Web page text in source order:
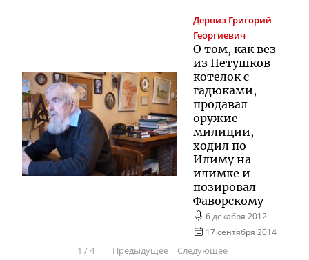
Дервиз Григорий
Георгиевич
О том, как вез
из Петушков
котелок с
гадюками,
продавал
оружие
милиции,
ходил по
Илиму на
илимке и
позировал
Фаворскому
6 декабря 2012
17 сентября 2014
1 /4 Предыдущее
Следующее